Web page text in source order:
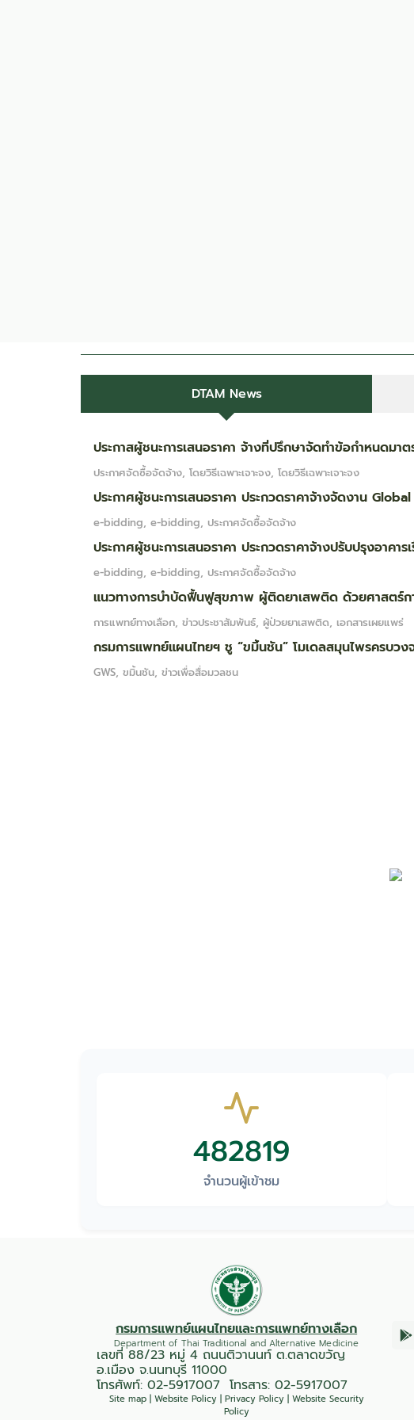
DTAM News
ประกาสผู้ชนะการเสนอราคา จ้างที่ปรึกษาจัดทำข้อกำหนด
ประกาศจัดซื้อจัดจ้าง, โดยวิธีเฉพาะเจาะจง, โดยวิธีเฉพาะเจาะจง
ประกาศผู้ชนะการเสนอราคา ประกวดราคาจ้างจัดงาน
e-bidding, e-bidding, ประกาศจัดซื้อจัดจ้าง
ประกาศผู้ชนะการเสนอราคา ประกวดราคาจ้างปรับปรุงอา
e-bidding, e-bidding, ประกาศจัดซื้อจัดจ้าง
แนวทางการบำบัดฟื้นฟูสุขภาพ ผู้ติดยาเสพติด ด้วยศาสตร์ก
การแพทย์ทางเลือก, ข่าวประชาสัมพันธ์, ผู้ป่วยยาเสพติด, เอกสารเผยแพร่
กรมการแพทย์แผนไทยฯ ชู “ขมิ้นชัน” โมเดลสมุนไพรครบว
GWS, ขมิ้นชัน, ข่าวเพื่อสื่อมวลชน
482819
จำนวนผู้เข้าชม
กรมการแพทย์แผนไทยและการแพทย์ทางเลือก
Department of Thai Traditional and Alternative Medicine
เลขที่ 88/23 หมู่ 4 ถนนติวานนท์ ต.ตลาดขวัญ
อ.เมือง จ.นนทบุรี 11000
โทรศัพท์: 02-5917007 โทรสาร: 02-5917007
Site map| Website Policy| Privacy Policy| Website Security
Policy